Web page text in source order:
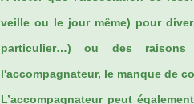
veille ou le jour même) pour
particulier…) ou des
l'accompagnateur, le manque de
L’accompagnateur peut